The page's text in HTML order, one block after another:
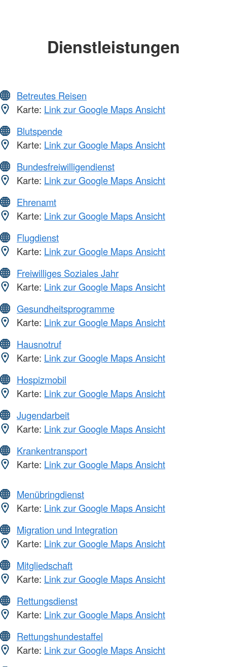
Dienstleistungen
Betreutes Reisen
Karte: Link zur Google Maps Ansicht
Blutspende
Karte: Link zur Google Maps Ansicht
Bundesfreiwilligendienst
Karte: Link zur Google Maps Ansicht
Ehrenamt
Karte: Link zur Google Maps Ansicht
Flugdienst
Karte: Link zur Google Maps Ansicht
Freiwilliges Soziales Jahr
Karte: Link zur Google Maps Ansicht
Gesundheitsprogramme
Karte: Link zur Google Maps Ansicht
Hausnotruf
Karte: Link zur Google Maps Ansicht
Hospizmobil
Karte: Link zur Google Maps Ansicht
Jugendarbeit
Karte: Link zur Google Maps Ansicht
Krankentransport
Karte: Link zur Google Maps Ansicht
Menübringdienst
Karte: Link zur Google Maps Ansicht
Migration und Integration
Karte: Link zur Google Maps Ansicht
Mitgliedschaft
Karte: Link zur Google Maps Ansicht
Rettungsdienst
Karte: Link zur Google Maps Ansicht
Rettungshundestaffel
Karte: Link zur Google Maps Ansicht